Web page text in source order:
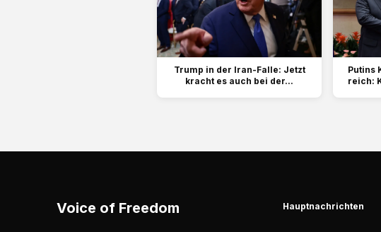
Trump in der Iran-Falle: Jetzt
kracht es auch bei der...
Putins
reich:
Voice of Freedom Hauptnachrichten